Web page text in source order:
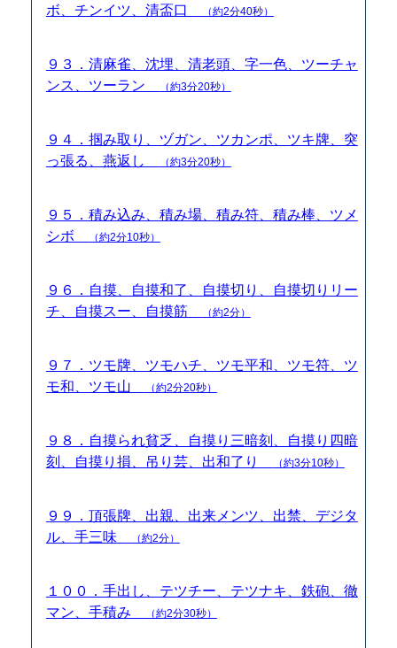
ボ、チンイツ、清盃口 （約2分40秒）
９３．清麻雀、沈埋、清老頭、字一色、ツーチャ
ンス、ツーラン
（約3分20秒）
９４．掴み取り、ヅガン、ツカンポ、ツキ牌、突
っ張る、燕返し
（約3分20秒）
９５．積み込み、積み場、積み符、積み棒、ツメ
シボ
（約2分10秒）
９６．自摸、自摸和了、自摸切り、自摸切りリー
チ、自摸スー、自摸筋
（約2分）
９７．ツモ牌、ツモハチ、ツモ平和、ツモ符、ツ
モ和、ツモ山
（約2分20秒）
９８．自摸られ貧乏、自摸り三暗刻、自摸り四暗
刻、自摸り損、吊り芸、出和了り
（約3分10秒）
９９．頂張牌、出親、出来メンツ、出禁、デジタ
ル、手三味
（約2分）
１００．手出し、テツチー、テツナキ、鉄砲、徹
マン、手積み
（約2分30秒）